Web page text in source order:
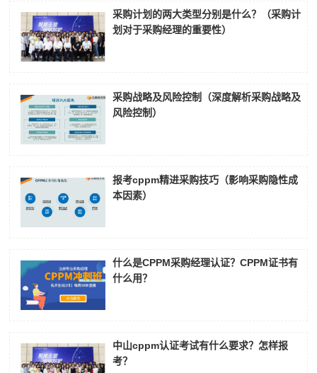
采购计划的两大类型分别是什么？（采购计
划对于采购经理的重要性）
采购战略及风险控制（深度解析采购战略及
风险控制）
报考cppm精进采购技巧（影响采购隐性成
本因素）
什么是CPPM采购经理认证？CPPM证书有
什么用？
中山cppm认证考试有什么要求？怎样报
考？